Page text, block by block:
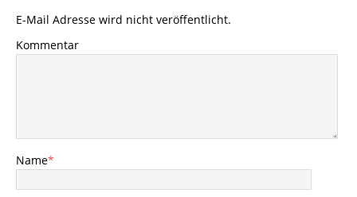
E-Mail Adresse wird nicht veröffentlicht.
Kommentar
Name*